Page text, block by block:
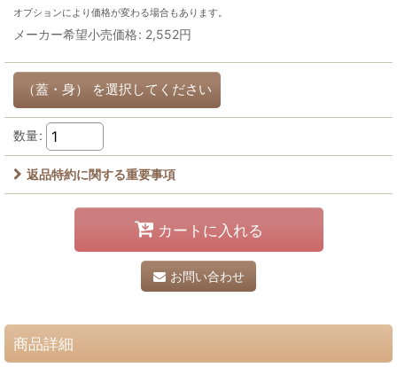
オプションにより価格が変わる場合もあります。
メーカー希望小売価格: 2,552円
（蓋・身） を選択してください
数量:
返品特約に関する重要事項
カートに入れる
お問い合わせ
商品詳細